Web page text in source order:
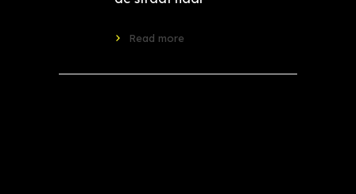
Read more